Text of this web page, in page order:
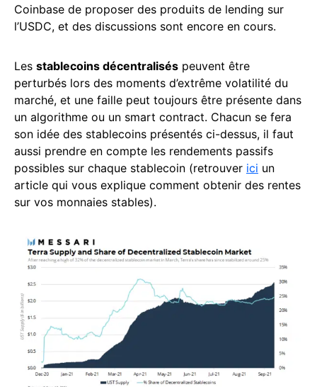
Coinbase de proposer des produits de lending sur
l’USDC, et des discussions sont encore en cours.
Les stablecoins décentralisés peuvent être
perturbés lors des moments d’extrême volatilité du
marché, et une faille peut toujours être présente dans
un algorithme ou un smart contract. Chacun se fera
son idée des stablecoins présentés ci-dessus, il faut
aussi prendre en compte les rendements passifs
possibles sur chaque stablecoin (retrouver ici un
article qui vous explique comment obtenir des rentes
sur vos monnaies stables).